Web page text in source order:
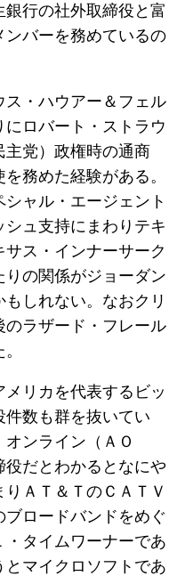
行の社外取締役と富
バーを務めているの
・ハウアー＆フェル
にロバート・ストラウ
主党）政権時の通商
務めた経験がある。
ャル・エージェント
ュ支持にまわりテキ
ス・インナーサーク
の関係がジョーダン
しれない。なおクリ
のラザード・フレール
リカを代表するビッ
件数も群を抜いてい
ンライン（ＡＯ
役だとわかるとなにや
ＡＴ＆ＴのＣＡＴＶ
ロードバンドをめぐ
タイムワーナーであ
マイクロソフトであ